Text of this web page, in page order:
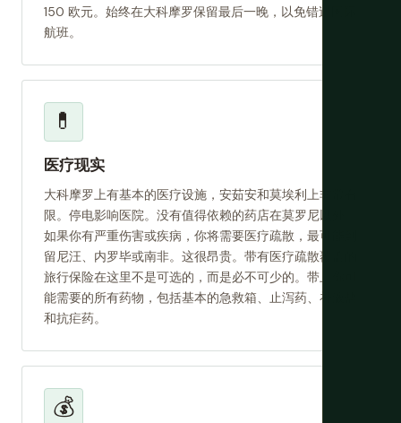
150 欧元。始终在大科摩罗保留最后一晚，以免错过国际
航班。
💊
医疗现实
大科摩罗上有基本的医疗设施，安茹安和莫埃利上非常有
限。停电影响医院。没有值得依赖的药店在莫罗尼以外。
如果你有严重伤害或疾病，你将需要医疗疏散，最可能到
留尼汪、内罗毕或南非。这很昂贵。带有医疗疏散覆盖的
旅行保险在这里不是可选的，而是必不可少的。带上你可
能需要的所有药物，包括基本的急救箱、止泻药、补液盐
和抗疟药。
💰